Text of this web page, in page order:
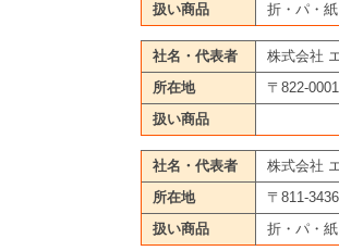
扱い商品
折・パ・紙
社名・代表者 株式会社
所在地
〒822-
扱い商品
社名・代表者 株式会社
所在地
〒811-
扱い商品
折・パ・紙